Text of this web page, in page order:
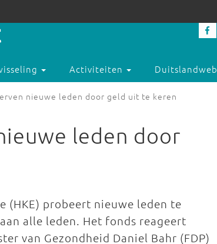
Activiteiten Duitslandweb
nieuwe leden door geld uit te keren
leden door
(HKE) probeert nieuwe leden te
alle leden. Het fonds reageert
van Gezondheid Daniel Bahr (FDP)